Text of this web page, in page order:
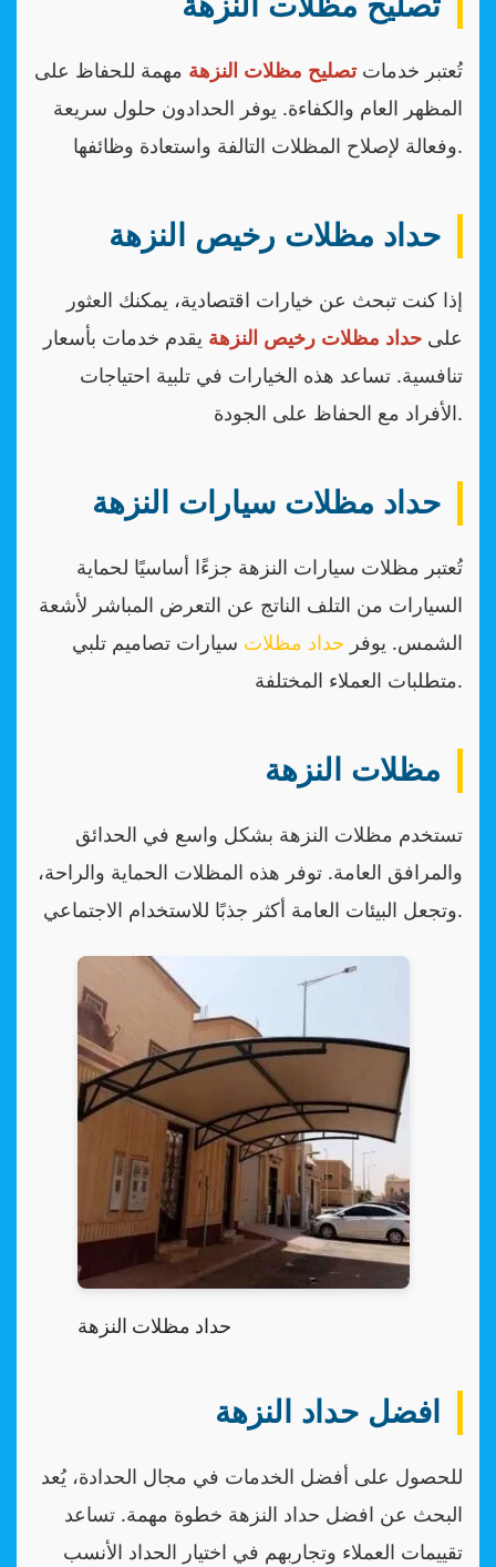
تُعتبر خدماتتصليح مظلات النزهة مهمة للحفاظ على
المظهر العام والكفاءة. يوفر الحدادون حلول سريعة
وفعالة لإصلاح المظلات التالفة واستعادة وظائفها.
حداد مظلات رخيص النزهة
إذا كنت تبحث عن خيارات اقتصادية، يمكنك العثور
على حداد مظلات رخيص النزهة يقدم خدمات بأسعار
تنافسية. تساعد هذه الخيارات في تلبية احتياجات
الأفراد مع الحفاظ على الجودة.
حداد مظلات سيارات النزهة
تُعتبر مظلات سيارات النزهة جزءًا أساسيًا لحماية
السيارات من التلف الناتج عن التعرض المباشر لأشعة
الشمس. يوفر حداد مظلات سيارات تصاميم تلبي
متطلبات العملاء المختلفة.
مظلات النزهة
تستخدم مظلات النزهة بشكل واسع في الحدائق
والمرافق العامة. توفر هذه المظلات الحماية والراحة،
وتجعل البيئات العامة أكثر جذبًا للاستخدام الاجتماعي.
حداد مظلات النزهة
افضل حداد النزهة
للحصول على أفضل الخدمات في مجال الحدادة، يُعد
البحث عن افضل حداد النزهة خطوة مهمة. تساعد
تقييمات العملاء وتجاربهم في اختيار الحداد الأنسب